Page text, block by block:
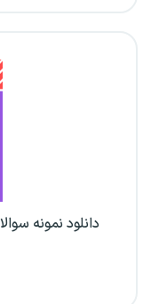
دانلود نمونه